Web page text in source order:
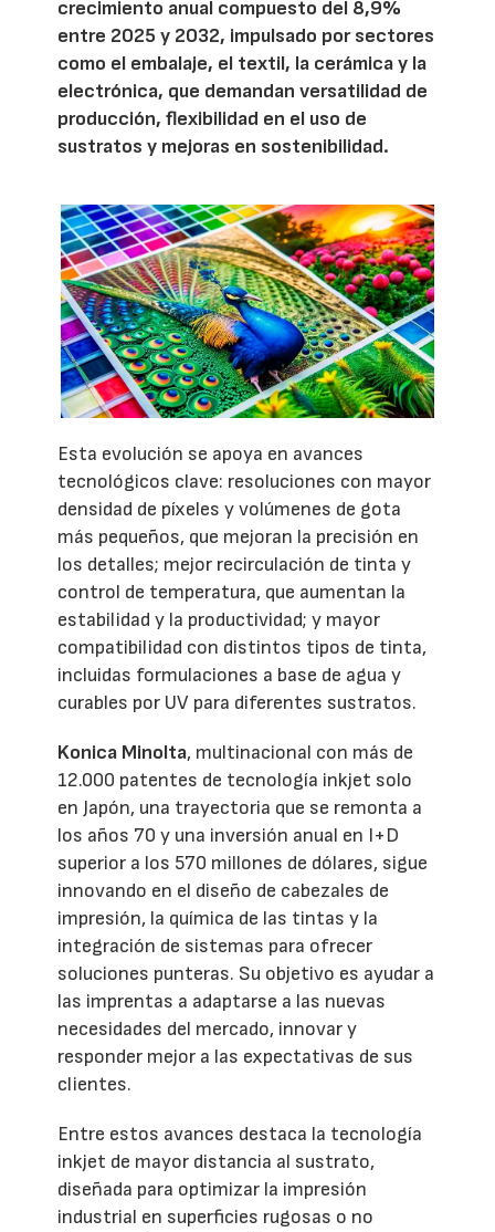
crecimiento anual compuesto del 8,9%
entre 2025 y 2032, impulsado por sectores
como el embalaje, el textil, la cerámica y la
electrónica, que demandan versatilidad de
producción, flexibilidad en el uso de
sustratos y mejoras en sostenibilidad.
Esta evolución se apoya en avances
tecnológicos clave: resoluciones con mayor
densidad de píxeles y volúmenes de gota
más pequeños, que mejoran la precisión en
los detalles; mejor recirculación de tinta y
control de temperatura, que aumentan la
estabilidad y la productividad; y mayor
compatibilidad con distintos tipos de tinta,
incluidas formulaciones a base de agua y
curables por UV para diferentes sustratos.
Konica Minolta, multinacional con más de
12.000 patentes de tecnología inkjet solo
en Japón, una trayectoria que se remonta a
los años 70 y una inversión anual en I+D
superior a los 570 millones de dólares, sigue
innovando en el diseño de cabezales de
impresión, la química de las tintas y la
integración de sistemas para ofrecer
soluciones punteras. Su objetivo es ayudar a
las imprentas a adaptarse a las nuevas
necesidades del mercado, innovar y
responder mejor a las expectativas de sus
clientes.
Entre estos avances destaca la tecnología
inkjet de mayor distancia al sustrato,
diseñada para optimizar la impresión
industrial en superficies rugosas o no